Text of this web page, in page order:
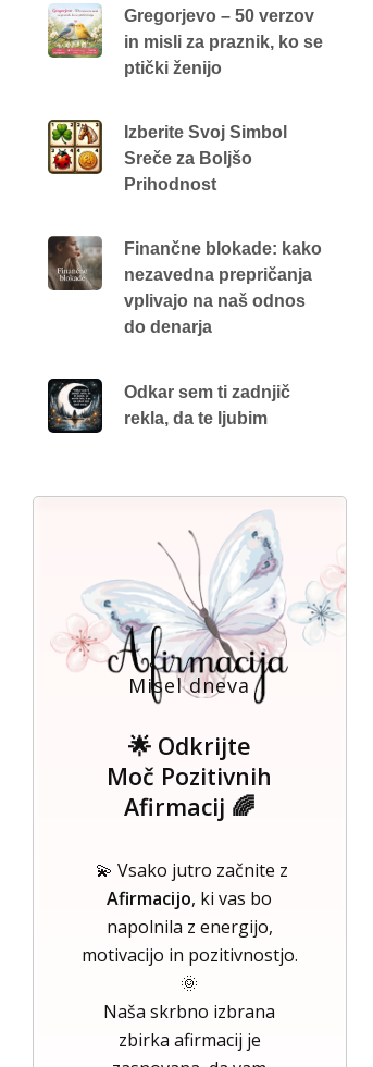
Gregorjevo – 50 verzov
in misli za praznik, ko se
ptički ženijo
Izberite Svoj Simbol
Sreče za Boljšo
Prihodnost
Finančne blokade: kako
nezavedna prepričanja
vplivajo na naš odnos
do denarja
Odkar sem ti zadnjič
rekla, da te ljubim
Misel dneva
🌟 Odkrijte
Moč Pozitivnih
Afirmacij 🌈
💫 Vsako jutro začnite z
Afirmacijo, ki vas bo
napolnila z energijo,
motivacijo in pozitivnostjo.
🌞
Naša skrbno izbrana
zbirka afirmacij je